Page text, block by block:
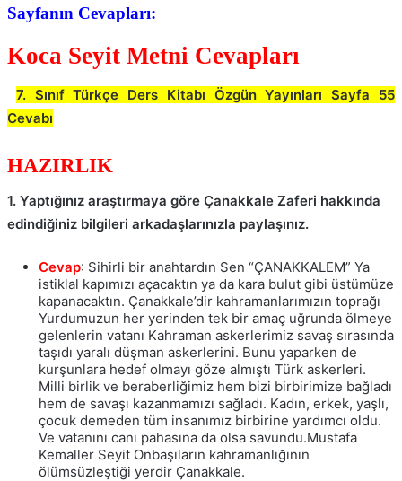
Sayfanın Cevapları:
Koca Seyit Metni Cevapları
7. Sınıf Türkçe Ders Kitabı Özgün Yayınları Sayfa 55
Cevabı
HAZIRLIK
1. Yaptığınız araştırmaya göre Çanakkale Zaferi hakkında
edindiğiniz bilgileri arkadaşlarınızla paylaşınız.
Cevap: Sihirli bir anahtardın Sen “ÇANAKKALEM” Ya
istiklal kapımızı açacaktın ya da kara bulut gibi üstümüze
kapanacaktın. Çanakkale’dir kahramanlarımızın toprağı
Yurdumuzun her yerinden tek bir amaç uğrunda ölmeye
gelenlerin vatanı Kahraman askerlerimiz savaş sırasında
taşıdı yaralı düşman askerlerini. Bunu yaparken de
kurşunlara hedef olmayı göze almıştı Türk askerleri.
Milli birlik ve beraberliğimiz hem bizi birbirimize bağladı
hem de savaşı kazanmamızı sağladı. Kadın, erkek, yaşlı,
çocuk demeden tüm insanımız birbirine yardımcı oldu.
Ve vatanını canı pahasına da olsa savundu.Mustafa
Kemaller Seyit Onbaşıların kahramanlığının
ölümsüzleştiği yerdir Çanakkale.